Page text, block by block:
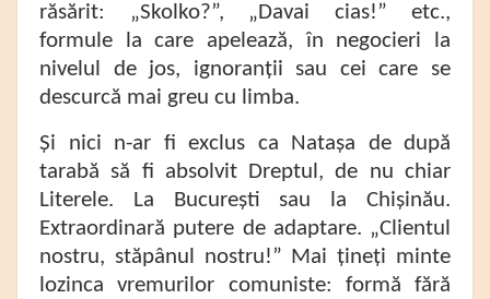
răsărit: „Skolko?”, „Davai cias!” etc.,
formule la care apelează, în negocieri la
nivelul de jos, ignoranții sau cei care se
descurcă mai greu cu limba.
Și nici n-ar fi exclus ca Natașa de după
tarabă să fi absolvit Dreptul, de nu chiar
Literele. La București sau la Chișinău.
Extraordinară putere de adaptare. „Clientul
nostru, stăpânul nostru!” Mai țineți minte
lozinca vremurilor comuniste: formă fără